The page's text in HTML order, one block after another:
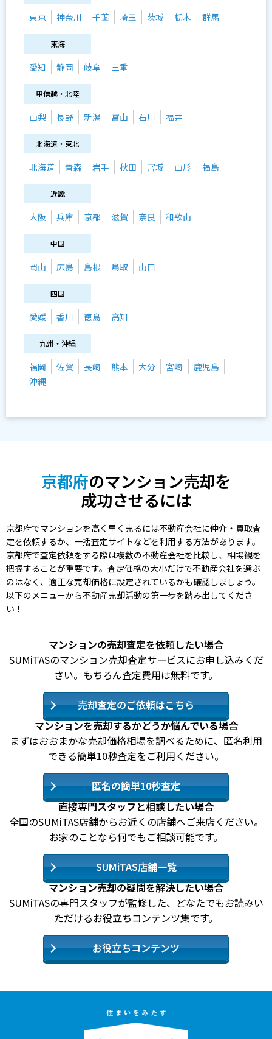
東京 神奈川 千葉 埼玉 茨城 栃木 群馬
東海
愛知 静岡 岐阜 三重
甲信越・北陸
山梨 長野 新潟 富山 石川 福井
北海道・東北
北海道 青森 岩手 秋田 宮城 山形 福島
近畿
大阪 兵庫 京都 滋賀 奈良 和歌山
中国
岡山 広島 島根 鳥取 山口
四国
愛媛 香川 徳島 高知
九州・沖縄
福岡 佐賀 長崎 熊本 大分 宮崎
鹿児島
沖縄
京都府のマンション売却を
成功させるには
京都府でマンションを高く早く売るには不動産会社に仲介・買取査
定を依頼するか、一括査定サイトなどを利用する方法があります。
京都府で査定依頼をする際は複数の不動産会社を比較し、相場観を
把握することが重要です。査定価格の大小だけで不動産会社を選ぶ
のはなく、適正な売却価格に設定されているかも確認しましょう。
以下のメニューから不動産売却活動の第一歩を踏み出してくださ
い！
マンションの売却査定を依頼したい場合
SUMiTASのマンション売却査定サービスにお申し込みくだ
さい。もちろん査定費用は無料です。
売却査定のご依頼はこちら
マンションを売却するかどうか悩んでいる場合
まずはおおまかな売却価格相場を調べるために、匿名利用
できる簡単10秒査定をご利用ください。
匿名の簡単10秒査定
直接専門スタッフと相談したい場合
全国のSUMiTAS店舗からお近くの店舗へご来店ください。
お家のことなら何でもご相談可能です。
SUMiTAS店舗一覧
マンション売却の疑問を解決したい場合
SUMiTASの専門スタッフが監修した、どなたでもお読みい
ただけるお役立ちコンテンツ集です。
お役立ちコンテンツ